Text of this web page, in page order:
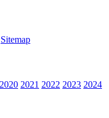
Sitemap
2020 2021 2022 2023 2024